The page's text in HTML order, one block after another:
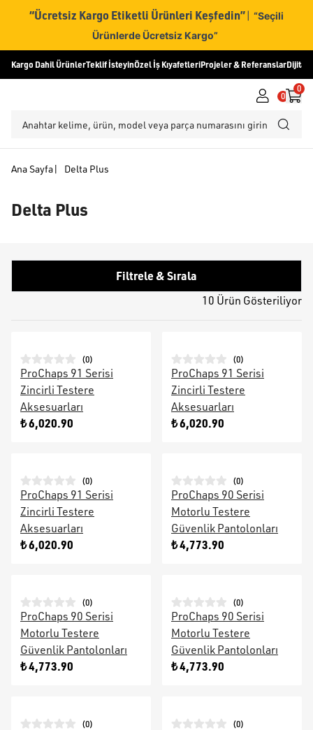
“Ücretsiz Kargo Etiketli Ürünleri Keşfedin” | “Seçili
Ürünlerde Ücretsiz Kargo”
Kargo Dahil ÜrünlerTeklif İsteyinÖzel İş KıyafetleriProjeler & ReferanslarDijital
0
0
Ana Sayfa| Delta Plus
Delta Plus
Filtrele & Sırala
10 Ürün Gösteriliyor
(0)
ProChaps 91 Serisi
Zincirli Testere
Aksesuarları
₺ 6,020.90
(0)
ProChaps 91 Serisi
Zincirli Testere
Aksesuarları
₺ 6,020.90
(0)
ProChaps 91 Serisi
Zincirli Testere
Aksesuarları
₺ 6,020.90
(0)
ProChaps 90 Serisi
Motorlu Testere
Güvenlik Pantolonları
₺ 4,773.90
(0)
ProChaps 90 Serisi
Motorlu Testere
Güvenlik Pantolonları
₺ 4,773.90
(0)
ProChaps 90 Serisi
Motorlu Testere
Güvenlik Pantolonları
₺ 4,773.90
(0) (0)